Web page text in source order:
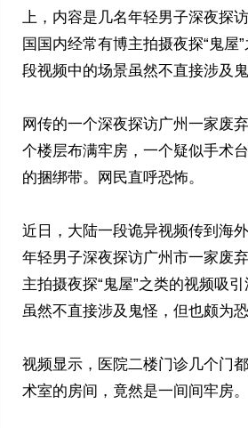
上，内容是几名年轻男子深夜探
国国内经常有博主拍摄夜探“鬼屋
段视频中的场景虽然不直接涉及
网传的一个深夜探访广州一家废
个楼层布满牢房，一个疑似手术
的捆绑带。网民直呼恐怖。
近日，大陆一段诡异视频传到海
年轻男子深夜探访广州市一家废
主拍摄夜探“鬼屋”之类的视频吸
虽然不直接涉及鬼怪，但也颇为恐
视频显示，医院二楼门诊几个门
术室的房间，竟然是一间间牢房。